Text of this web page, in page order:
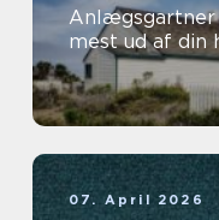
Anlægsgartner på
mest ud af din
07. April 2026